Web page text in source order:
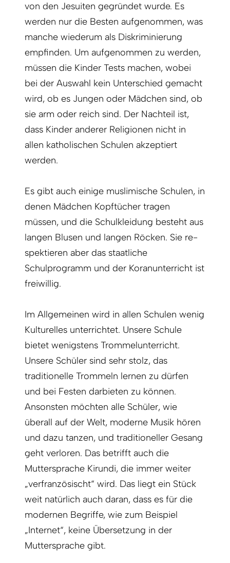
von den Jesuiten gegründet wurde. Es
werden nur die Besten aufgenommen, was
manche wiederum als Diskriminierung
empfinden. Um aufgenommen zu werden,
müssen die Kinder Tests machen, wobei
bei der Auswahl kein Unterschied gemacht
wird, ob es Jungen oder Mädchen sind, ob
sie arm oder reich sind. Der Nachteil ist,
dass Kinder anderer Religionen nicht in
allen katholischen Schulen akzeptiert
werden.
Es gibt auch einige muslimische Schulen, in
denen Mädchen Kopftücher tragen
müssen, und die Schulkleidung besteht aus
langen Blusen und langen Röcken. Sie re­
spektieren aber das staatliche
Schulprogramm und der Koranunterricht ist
freiwillig.
Im Allgemeinen wird in allen Schulen wenig
Kulturelles unterrichtet. Unsere Schule
bietet wenigstens Trommelunterricht.
Unsere Schüler sind sehr stolz, das
traditionelle Trommeln lernen zu dürfen
und bei Festen darbieten zu können.
Ansonsten möchten alle Schüler, wie
überall auf der Welt, moderne Musik hören
und dazu tanzen, und traditioneller Gesang
geht verloren. Das betrifft auch die
Muttersprache Kirundi, die immer weiter
„verfranzösischt“ wird. Das liegt ein Stück
weit natürlich auch daran, dass es für die
modernen Begriffe, wie zum Beispiel
„Internet“, keine Übersetzung in der
Muttersprache gibt.